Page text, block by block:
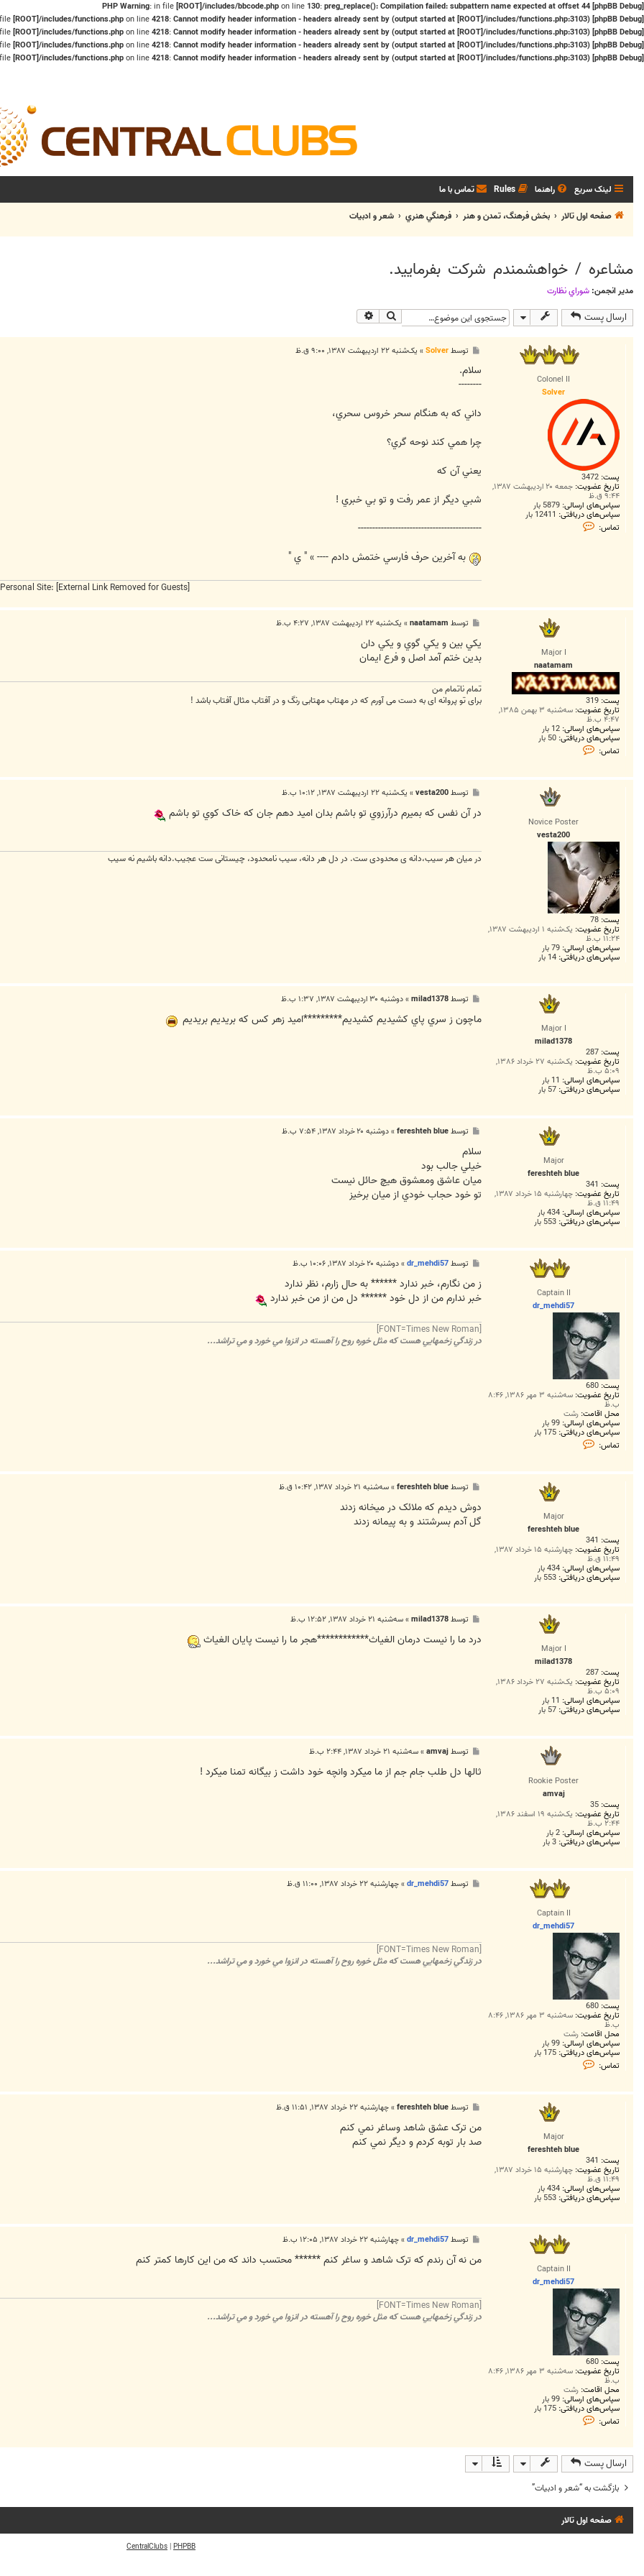
[phpBB Debug] PHP Warning
: in file[ROOT]/includes/bbcode.phpon line 130:preg_replace(): Compilation failed: subpattern name expected at offset 44
[phpBB Debug] PHP Warning
[ROOT]/includes/functions.phpon line4218:Cannot modify header information - headers already sent by (output started at [ROOT]/includes/functions.php:3103)
[phpBB Debug] PHP Warning
[ROOT]/includes/functions.phpon line4218:Cannot modify header information - headers already sent by (output started at [ROOT]/includes/functions.php:3103)
[phpBB Debug] PHP Warning
[ROOT]/includes/functions.phpon line4218:Cannot modify header information - headers already sent by (output started at [ROOT]/includes/functions.php:3103)
[phpBB Debug] PHP Warning
[ROOT]/includes/functions.phpon line4218:Cannot modify header information - headers already sent by (output started at [ROOT]/includes/functions.php:3103)
لینک سریع راهنما Rules تماس با ما
صفحه اول تالار
بخش فرهنگ، تمدن و هنر فرهنگي هنري شعر و ادبيات
مشاعره / خواهشمندم شرکت بفرماييد.
مدیر انجمن: شوراي نظارت
ارسال پست جستجو
Colonel II
Solver
پست: 3472
تاریخ عضویت: جمعه ۲۰ اردیبهشت ۱۳۸۷,
۹:۴۴ ق.ظ
سپاس‌های ارسالی: 5879 بار
سپاس‌های دریافتی: 12411 بار
تماس:
ت
r
ت
توسطSolver
» یک‌شنبه ۲۲ اردیبهشت ۱۳۸۷, ۹:۰۰ ق.ظ
سلام.
--------
داني كه به هنگام سحر خروس سحري،
چرا همي كند نوحه گري؟
يعني آن كه
شبي ديگر از عمر رفت و تو بي خبري !
-------------------------------------------
به آخرين حرف فارسي ختمش دادم ---- » " ي "
Personal Site: [External Link Removed for Guests]
Major I
naatamam
پست: 319
تاریخ عضویت: سه‌شنبه ۳ بهمن ۱۳۸۵,
۴:۴۷ ب.ظ
سپاس‌های ارسالی: 12 بار
سپاس‌های دریافتی: 50 بار
تماس:
ت
س
n
a
a
m
ت
توسط naatamam
» یک‌شنبه ۲۲ اردیبهشت ۱۳۸۷, ۴:۲۷ ب.ظ
يكي بين و يكي گوي و يكي دان
بدين ختم آمد اصل و فرع ايمان
تمام ناتمام من
برای تو پروانه ای به دست می آورم که در مهتاب مهتابی رنگ و در آفتاب مثال آفتاب باشد !
Novice Poster
vesta200
پست: 78
تاریخ عضویت: یک‌شنبه ۱ اردیبهشت ۱۳۸۷,
۱۱:۲۴ ب.ظ
سپاس‌های ارسالی: 79 بار
سپاس‌های دریافتی: 14 بار
ت
توسطvesta200
» یک‌شنبه ۲۲ اردیبهشت ۱۳۸۷, ۱۰:۱۲ ب.ظ
در آن نفس که بميرم درآرزوي تو باشم بدان اميد دهم جان که خاک کوي تو باشم
در میان هر سیب،دانه ی محدودی ست. در دل هر دانه، سیب نامحدود، چیستانی ست عجیب.دانه باشیم نه سیب
Major I
milad1378
پست: 287
تاریخ عضویت: یک‌شنبه ۲۷ خرداد ۱۳۸۶,
۵:۰۹ ب.ظ
سپاس‌های ارسالی: 11 بار
سپاس‌های دریافتی: 57 بار
ت
توسطmilad1378
»دوشنبه ۳۰ اردیبهشت ۱۳۸۷, ۱:۳۷ ب.ظ
ماچون ز سري پاي كشيديم كشيديم*********اميد زهر كس كه بريديم بريديم
Major
fereshteh blue
پست: 341
تاریخ عضویت: چهارشنبه ۱۵ خرداد ۱۳۸۷,
۱۱:۴۹ ق.ظ
سپاس‌های ارسالی: 434 بار
سپاس‌های دریافتی: 553 بار
ت
توسطfereshteh blue
»دوشنبه ۲۰ خرداد ۱۳۸۷, ۷:۵۴ ب.ظ
سلام
خيلي جالب بود
ميان عاشق ومعشوق هيچ حائل نيست
تو خود حجاب خودي از ميان برخيز
Captain II
dr_mehdi57
پست: 680
تاریخ عضویت: سه‌شنبه ۳ مهر ۱۳۸۶, ۸:۴۶
ب.ظ
محل اقامت: رشت
سپاس‌های ارسالی: 99 بار
سپاس‌های دریافتی: 175 بار
تماس:
ت
س
d
h
d
5
ت
توسطdr_mehdi57
»دوشنبه ۲۰ خرداد ۱۳۸۷, ۱۰:۰۶ ب.ظ
ز من نگارم، خبر ندارد ****** به حال زارم، نظر ندارد
خبر ندارم من از دل خود ****** دل من از من خبر ندارد
[FONT=Times New Roman]
در زندگي زخمهايي هست که مثل خوره روح را آهسته در انزوا مي خورد و مي تراشد...
Major
fereshteh blue
پست: 341
تاریخ عضویت: چهارشنبه ۱۵ خرداد ۱۳۸۷,
۱۱:۴۹ ق.ظ
سپاس‌های ارسالی: 434 بار
سپاس‌های دریافتی: 553 بار
ت
توسطfereshteh blue
»سه‌شنبه ۲۱ خرداد ۱۳۸۷, ۱۰:۴۲ ق.ظ
دوش ديدم که ملائک در ميخانه زدند
گل آدم بسرشتند و به پيمانه زدند
Major I
milad1378
پست: 287
تاریخ عضویت: یک‌شنبه ۲۷ خرداد ۱۳۸۶,
۵:۰۹ ب.ظ
سپاس‌های ارسالی: 11 بار
سپاس‌های دریافتی: 57 بار
ت
توسطmilad1378
»سه‌شنبه ۲۱ خرداد ۱۳۸۷, ۱۲:۵۲ ب.ظ
درد ما را نيست درمان الغياث************هجر ما را نيست پايان الغياث
Rookie Poster
amvaj
پست: 35
تاریخ عضویت: یک‌شنبه ۱۹ اسفند ۱۳۸۶,
۲:۴۴ ب.ظ
سپاس‌های ارسالی: 2 بار
سپاس‌های دریافتی: 3 بار
ت
توسطamvaj
»سه‌شنبه ۲۱ خرداد ۱۳۸۷, ۲:۴۴ ب.ظ
ثالها دل طلب جام جم از ما میکرد وانچه خود داشت ز بیگانه تمنا میکرد !
Captain II
dr_mehdi57
پست: 680
تاریخ عضویت: سه‌شنبه ۳ مهر ۱۳۸۶, ۸:۴۶
ب.ظ
محل اقامت: رشت
سپاس‌های ارسالی: 99 بار
سپاس‌های دریافتی: 175 بار
تماس:
ت
س
d
h
d
5
توسطdr_mehdi57
»چهارشنبه ۲۲ خرداد ۱۳۸۷, ۱۱:۰۰ ق.ظ
[FONT=Times New Roman]
در زندگي زخمهايي هست که مثل خوره روح را آهسته در انزوا مي خورد و مي تراشد...
Major
fereshteh blue
پست: 341
تاریخ عضویت: چهارشنبه ۱۵ خرداد ۱۳۸۷,
۱۱:۴۹ ق.ظ
سپاس‌های ارسالی: 434 بار
سپاس‌های دریافتی: 553 بار
ت
توسطfereshteh blue
»چهارشنبه ۲۲ خرداد ۱۳۸۷, ۱۱:۵۱ ق.ظ
من ترک عشق شاهد وساغر نمي کنم
صد بار توبه کردم و ديگر نمي کنم
Captain II
dr_mehdi57
پست: 680
تاریخ عضویت: سه‌شنبه ۳ مهر ۱۳۸۶, ۸:۴۶
ب.ظ
محل اقامت: رشت
سپاس‌های ارسالی: 99 بار
سپاس‌های دریافتی: 175 بار
تماس:
ت
س
d
r
_
m
e
d
i
5
ت
توسطdr_mehdi57
»چهارشنبه ۲۲ خرداد ۱۳۸۷, ۱۲:۰۵ ب.ظ
من نه آن رندم که ترک شاهد و ساغر کنم ****** محتسب داند که من اين کارها کمتر کنم
[FONT=Times New Roman]
در زندگي زخمهايي هست که مثل خوره روح را آهسته در انزوا مي خورد و مي تراشد...
ارسال پست
بازگشت به “شعر و ادبيات”
صفحه اول تالار
PHPBB
|
CentralClubs